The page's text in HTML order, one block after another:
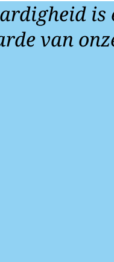
is
van